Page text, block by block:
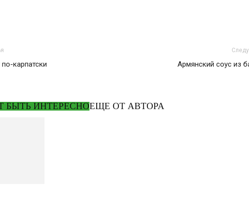
карпатски Армянский соус из
БЫТЬ ИНТЕРЕСНОЕЩЕ ОТ АВТОРА